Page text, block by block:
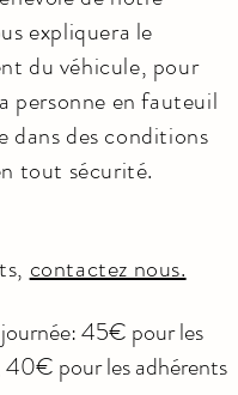
expliquera le
du véhicule, pour
personne en fauteuil
dans des conditions
tout sécurité.
contactez nous.
45€ pour les
40€ pour les adhérents